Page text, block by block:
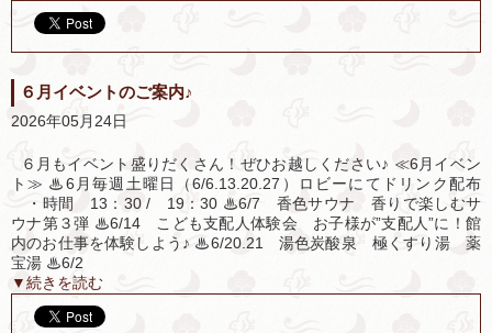
６月イベントのご案内♪
2026年05月24日
６月もイベント盛りだくさん！ぜひお越しください♪ ≪6月イベン
ト≫ ♨6月毎週土曜日（6/6.13.20.27）ロビーにてドリンク配布
・時間 13：30 / 19：30 ♨6/7 香色サウナ 香りで楽しむサ
ウナ第３弾 ♨6/14 こども支配人体験会 お子様が”支配人”に！館
内のお仕事を体験しよう♪ ♨6/20.21 湯色炭酸泉 極くすり湯 薬
宝湯 ♨6/2
▼続きを読む